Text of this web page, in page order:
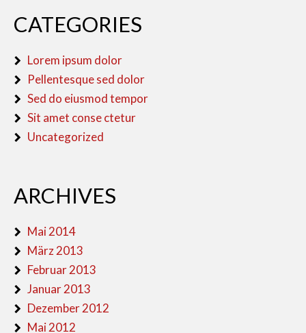
CATEGORIES
Lorem ipsum dolor
Pellentesque sed dolor
Sed do eiusmod tempor
Sit amet conse ctetur
Uncategorized
ARCHIVES
Mai 2014
März 2013
Februar 2013
Januar 2013
Dezember 2012
Mai 2012